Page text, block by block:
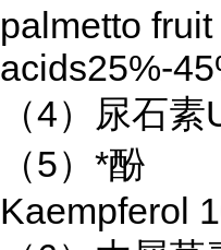
palmetto
acids25%-
（4）尿石
（5）*酚
Kaempferol